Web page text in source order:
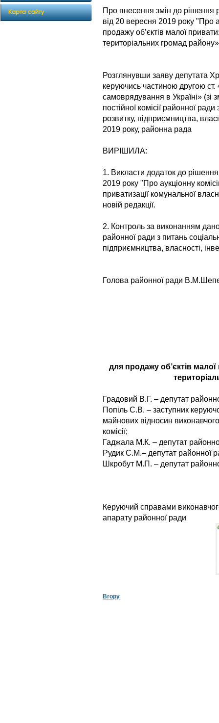
Про внесення змін до
від 20 вересня 2019 року "Про
продажу об’єктів малої
територіальних громад району»
Розглянувши заяву депутата
керуючись частиною другою
самоврядування в Україні» (зі
постійної комісії районної
розвитку, підприємництва,
2019 року, районна рада
ВИРІШИЛА:
1. Викласти додаток до
2019 року "Про аукціонну
приватизації комунальної
новій редакції.
2. Контроль за виконанням
районної ради з питань
підприємництва, власності,
Голова районної ради
для продажу об’єктів
Градовий В.Г. – депутат
Попіль С.В. – заступник
майнових відносин
комісії;
Гаджала М.К. – депутат
Рудик С.М.– депутат районної
Шкробут М.П. – депутат
Керуючий справами
апарату
Вгору